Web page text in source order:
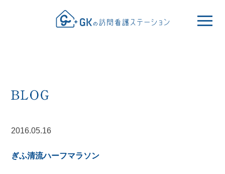
2016.05.16
ぎふ清流ハーフマラソン